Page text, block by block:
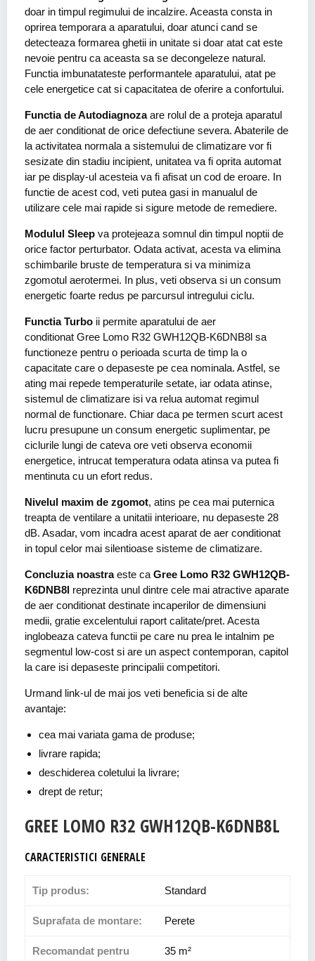
doar in timpul regimului de incalzire. Aceasta consta in
oprirea temporara a aparatului, doar atunci cand se
detecteaza formarea ghetii in unitate si doar atat cat este
nevoie pentru ca aceasta sa se decongeleze natural.
Functia imbunatateste performantele aparatului, atat pe
cele energetice cat si capacitatea de oferire a confortului.
Functia de Autodiagnozaare rolul de a proteja aparatul
de aer conditionat de orice defectiune severa. Abaterile de
la activitatea normala a sistemului de climatizare vor fi
sesizate din stadiu incipient, unitatea va fi oprita automat
iar pe display-ul acesteia va fi afisat un cod de eroare. In
functie de acest cod, veti putea gasi in manualul de
utilizare cele mai rapide si sigure metode de remediere.
Modulul Sleep va protejeaza somnul din timpul noptii de
orice factor perturbator. Odata activat, acesta va elimina
schimbarile bruste de temperatura si va minimiza
zgomotul aerotermei. In plus, veti observa si un consum
energetic foarte redus pe parcursul intregului ciclu.
Functia Turbo ii permite aparatului de aer
conditionat Gree Lomo R32 GWH12QB-K6DNB8l sa
functioneze pentru o perioada scurta de timp la o
capacitate care o depaseste pe cea nominala. Astfel, se
ating mai repede temperaturile setate, iar odata atinse,
sistemul de climatizare isi va relua automat regimul
normal de functionare. Chiar daca pe termen scurt acest
lucru presupune un consum energetic suplimentar, pe
ciclurile lungi de cateva ore veti observa economii
energetice, intrucat temperatura odata atinsa va putea fi
mentinuta cu un efort redus.
Nivelul maxim de zgomot, atins pe cea mai puternica
treapta de ventilare a unitatii interioare, nu depaseste 28
dB. Asadar, vom incadra acest aparat de aer conditionat
in topul celor mai silentioase sisteme de climatizare.
Concluzia noastraeste ca Gree Lomo R32 GWH12QB-
K6DNB8l reprezinta unul dintre cele mai atractive aparate
de aer conditionat destinate incaperilor de dimensiuni
medii, gratie excelentului raport calitate/pret. Acesta
inglobeaza cateva functii pe care nu prea le intalnim pe
segmentul low-cost si are un aspect contemporan, capitol
la care isi depaseste principalii competitori.
Urmand link-ul de mai jos veti beneficia si de alte
avantaje:
cea mai variata gama de produse;
livrare rapida;
deschiderea coletului la livrare;
drept de retur;
GREE LOMO R32 GWH12QB-K6DNB8L
CARACTERISTICI GENERALE
Tip produs: Standard
Suprafata de montare: Perete
Recomandat pentru
35 m²